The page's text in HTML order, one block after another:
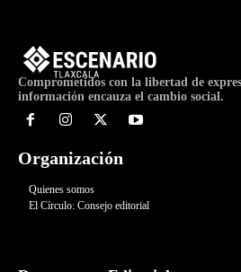
Comprometidos con la libertad de
información encauza el cambio social.
Organización
Quienes somos
El Círculo: Consejo editorial